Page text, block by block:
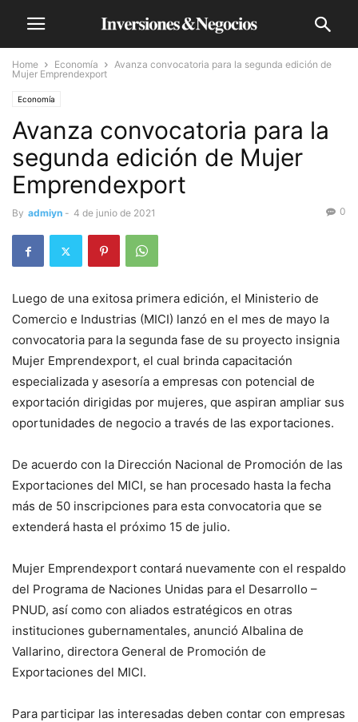
Home Economía
Avanza convocatoria para la segunda edición de
Mujer Emprendexport
Economía
Avanza convocatoria para la
segunda edición de Mujer
Emprendexport
By admiyn - 4 de junio de 2021 0
Luego de una exitosa primera edición, el Ministerio de
Comercio e Industrias (MICI) lanzó en el mes de mayo la
convocatoria para la segunda fase de su proyecto insignia
Mujer Emprendexport, el cual brinda capacitación
especializada y asesoría a empresas con potencial de
exportación dirigidas por mujeres, que aspiran ampliar sus
oportunidades de negocio a través de las exportaciones.
De acuerdo con la Dirección Nacional de Promoción de las
Exportaciones del MICI, se han procesado hasta la fecha
más de 50 inscripciones para esta convocatoria que se
extenderá hasta el próximo 15 de julio.
Mujer Emprendexport contará nuevamente con el respaldo
del Programa de Naciones Unidas para el Desarrollo –
PNUD, así como con aliados estratégicos en otras
instituciones gubernamentales, anunció Albalina de
Vallarino, directora General de Promoción de
Exportaciones del MICI.
Para participar las interesadas deben contar con empresas